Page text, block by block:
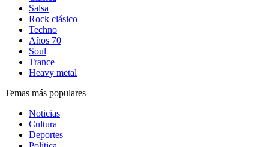
Salsa
Rock clásico
Techno
Años 70
Soul
Trance
Heavy metal
Temas más populares
Noticias
Cultura
Deportes